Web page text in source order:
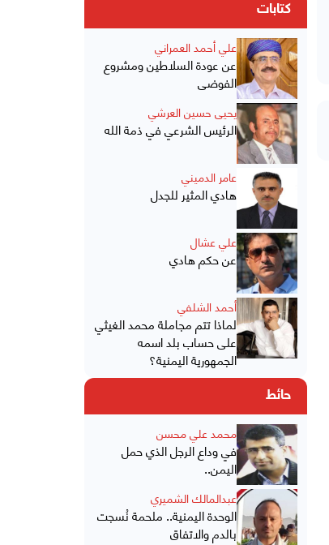
كتابات
علي أحمد العمراني
عن عودة السلاطين ومشروع
الفوضى
يحيى حسين العرشي
الرئيس الشرعي في ذمة الله
عامر الدميني
هادي المثير للجدل
علي عشال
عن حكم هادي
أحمد الشلفي
لماذا تتم مجاملة محمد الغيثي
على حساب بلد اسمه
الجمهورية اليمنية؟
حائط
محمد علي محسن
في وداع الرجل الذي حمل
اليمن..
عبدالمالك الشميري
الوحدة اليمنية.. ملحمة نُسجت
بالدم والاتفاق